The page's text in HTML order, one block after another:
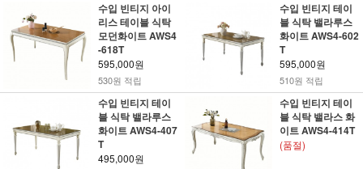
수입 빈티지 아이
리스 테이블 식탁
모던화이트 AWS4
-618T
595,000원
530원 적립
수입 빈티지 테이
블 식탁 밸라루스
화이트 AWS4-602
T
595,000원
510원 적립
수입 빈티지 테이
블 식탁 밸라루스
화이트 AWS4-407
T
495,000원
수입 빈티지 테이
블 식탁 밸라스 화
이트 AWS4-414T
(품절)